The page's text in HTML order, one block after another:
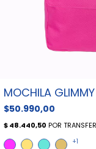
MOCHILA GLIMMY
$50.990,00
+1